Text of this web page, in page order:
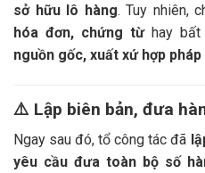
sở hữu lô hàng. Tuy nhiên,
hóa đơn, chứng từhay bất
nguồn gốc, xuất xứ hợp pháp
⚠️ Lập biên bản, đưa
Ngay sau đó, tổ công tác đã
yêu cầu đưa toàn bộ số